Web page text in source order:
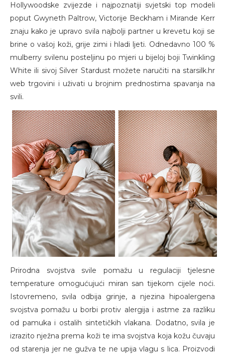
Hollywoodske zvijezde i najpoznatiji svjetski top modeli
poput Gwyneth Paltrow, Victorije Beckham i Mirande Kerr
znaju kako je upravo svila najbolji partner u krevetu koji se
brine o vašoj koži, grije zimi i hladi ljeti. Odnedavno 100 %
mulberry svilenu posteljinu po mjeri u bijeloj boji Twinkling
White ili sivoj Silver Stardust možete naručiti na starsilk.hr
web trgovini i uživati u brojnim prednostima spavanja na
svili.
Prirodna svojstva svile pomažu u regulaciji tjelesne
temperature omogućujući miran san tijekom cijele noći.
Istovremeno, svila odbija grinje, a njezina hipoalergena
svojstva pomažu u borbi protiv alergija i astme za razliku
od pamuka i ostalih sintetičkih vlakana. Dodatno, svila je
izrazito nježna prema koži te ima svojstva koja kožu čuvaju
od starenja jer ne gužva te ne upija vlagu s lica. Proizvodi